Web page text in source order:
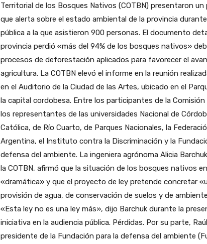
Territorial de los Bosques Nativos (COTBN) presentaron
que alerta sobre el estado ambiental de la provincia
pública a la que asistieron 900 personas. El documento
provincia perdió «más del 94% de los bosques nativos»
procesos de deforestación aplicados para favorecer el
agricultura. La COTBN elevó el informe en la reunión
en el Auditorio de la Ciudad de las Artes, ubicado en el
la capital cordobesa. Entre los participantes de la
los representantes de las universidades Nacional de
Católica, de Río Cuarto, de Parques Nacionales, la
Argentina, el Instituto contra la Discriminación y la
defensa del ambiente. La ingeniera agrónoma Alicia
la COTBN, afirmó que la situación de los bosques nativos
«dramática» y que el proyecto de ley pretende concretar
provisión de agua, de conservación de suelos y de
«Esta ley no es una ley más», dijo Barchuk durante la
iniciativa en la audiencia pública. Pérdidas. Por su parte,
presidente de la Fundación para la defensa del ambiente